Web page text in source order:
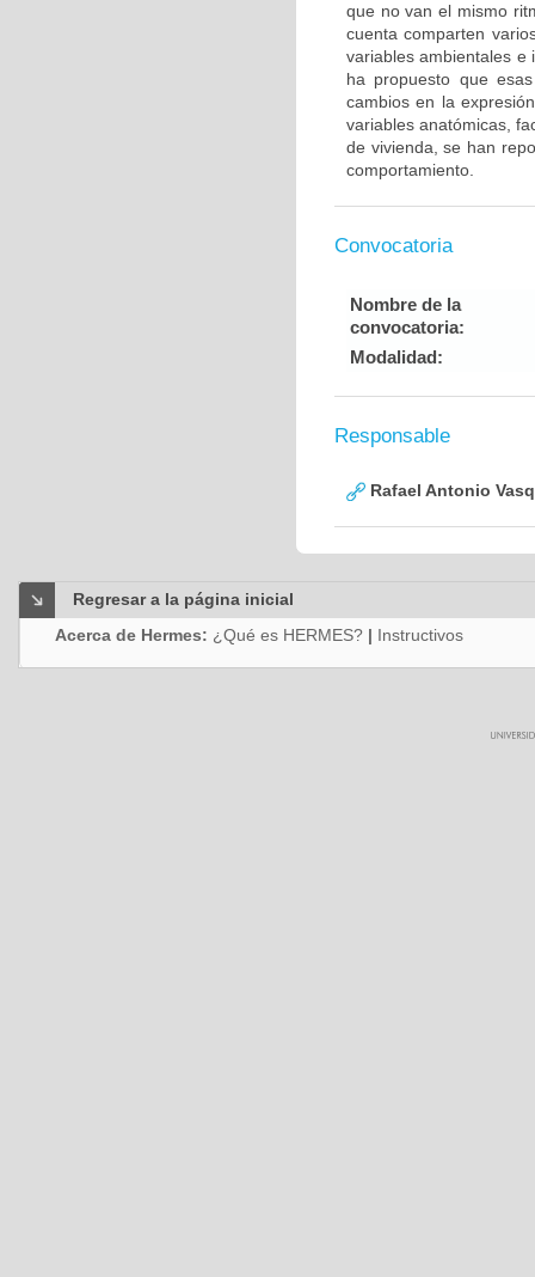
que no van el mismo
cuenta comparten
variables ambientales e
ha propuesto que
cambios en la
variables anatómicas,
de vivienda, se han
comportamiento.
Convocatoria
Nombre de la
convocatoria:
Modalidad:
Responsable
Rafael Antonio
Regresar a la página inicial
Acerca de Hermes: ¿Qué es HERMES? | Instructivos